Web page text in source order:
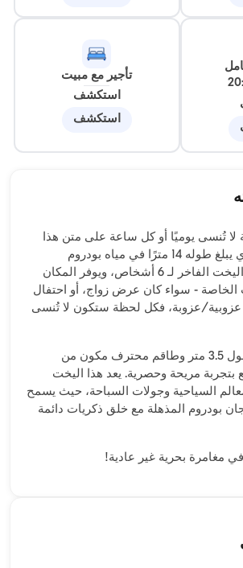
تأجير مع مبيت
استكشف
استكشف
لا تُنسى يوميًا أو كل ساعة على متن هذا
اليخت الحديث الذي يبلغ طوله 14 مترًا في مياه بودروم
الصافية. يتسع هذا اليخت الفاخر لـ 6 أشخاص، ويوفر المكان
الخاصة - سواء كان عرض زواج، أو احتفال
عزوبية/عزوبة، فكل لحظة ستكون لا تُنسى
مع سطح فسيح بطول 3.5 متر وطاقم محترف مكون من
مريحة وحصرية. يعد هذا اليخت
السياحية وجولات السباحة، حيث يسمح
بودروم المذهلة مع خلق ذكريات دائمة
مغامرة بحرية غير عادية!